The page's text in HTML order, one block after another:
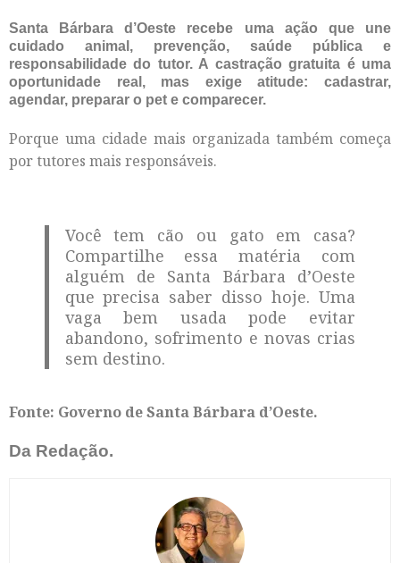
Santa Bárbara d’Oeste recebe uma ação que une
cuidado animal, prevenção, saúde pública e
responsabilidade do tutor. A castração gratuita é uma
oportunidade real, mas exige atitude: cadastrar,
agendar, preparar o pet e comparecer.
Porque uma cidade mais organizada também começa
por tutores mais responsáveis.
Você tem cão ou gato em casa?
Compartilhe essa matéria com
alguém de Santa Bárbara d’Oeste
que precisa saber disso hoje. Uma
vaga bem usada pode evitar
abandono, sofrimento e novas crias
sem destino.
Fonte: Governo de Santa Bárbara d’Oeste.
Da Redação.